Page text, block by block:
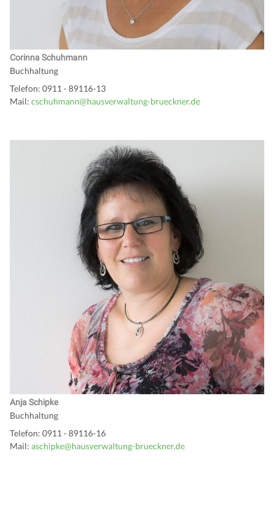
Corinna Schuhmann
Buchhaltung
Telefon: 0911 - 89116-13
Mail: cschuhmann@hausverwaltung-brueckner.de
Anja Schipke
Buchhaltung
Telefon: 0911 - 89116-16
Mail: aschipke@hausverwaltung-brueckner.de